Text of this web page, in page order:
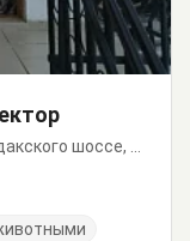
р. Крым, г. Алушта, п. Сатера, 19 км Судакского шоссе, ул. Прибрежная, 12